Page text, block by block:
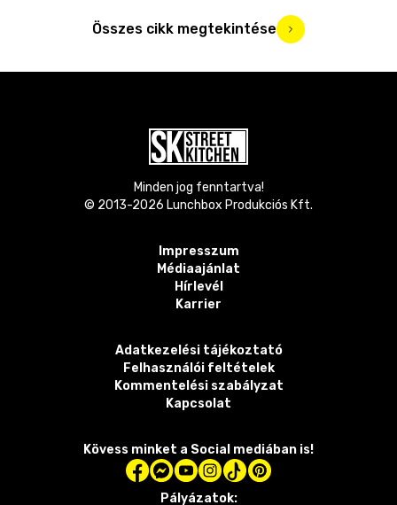
Összes cikk megtekintése
Minden jog fenntartva!
© 2013-2026 Lunchbox Produkciós Kft.
Impresszum
Médiaajánlat
Hírlevél
Karrier
Adatkezelési tájékoztató
Felhasználói feltételek
Kommentelési szabályzat
Kapcsolat
Kövess minket a Social mediában is!
Pályázatok: